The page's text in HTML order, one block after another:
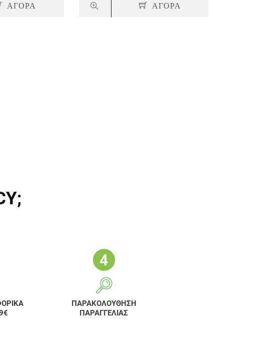
ΑΓΟΡΑ ΑΓΟΡΑ
ΠΑΡΑΚΟΛΟΥΘΗΣΗ
ΠΑΡΑΓΓΕΛΙΑΣ